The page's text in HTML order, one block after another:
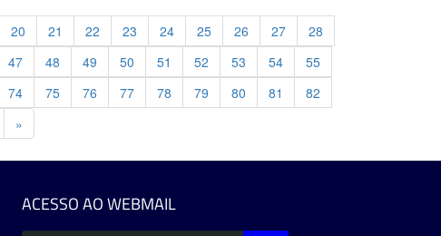
20 21 22 23 24 25 26 27
28
47 48 49 50 51 52 53 54
55
74 75 76 77 78 79 80 81
82
»
ACESSO AO WEBMAIL